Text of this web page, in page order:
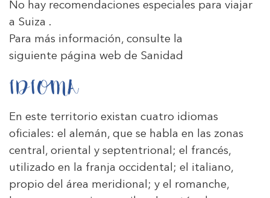
No hay recomendaciones especiales para viajar
a Suiza .
Para más información, consulte la
siguiente página web de Sanidad
IDIOMA
En este territorio existan cuatro idiomas
oficiales: el alemán, que se habla en las zonas
central, oriental y septentrional; el francés,
utilizado en la franja occidental; el italiano,
propio del área meridional; y el romanche,